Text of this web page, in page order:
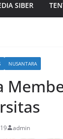
SIBER
NUSANTARA
admin